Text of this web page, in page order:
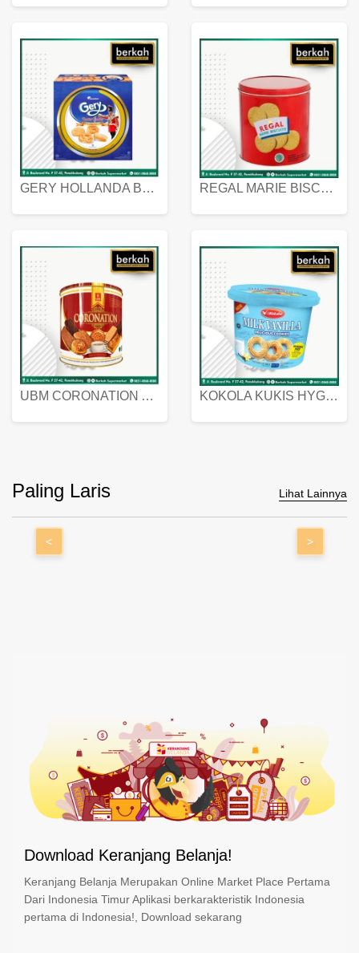
GERY HOLLANDA BUTTER COOKIES 450 GRAM REGAL MARIE BISCUIT KALENG 550 GRAM
UBM CORONATION ASSORTED BISKUIT KALENG 450 GRAM KOKOLA KUKIS HYGIENIC MILK VANILLA PACK 320 GR
Paling Laris Lihat Lainnya
< >
Download Keranjang Belanja!
Keranjang Belanja Merupakan Online Market Place Pertama
Dari Indonesia Timur Aplikasi berkarakteristik Indonesia
pertama di Indonesia!, Download sekarang